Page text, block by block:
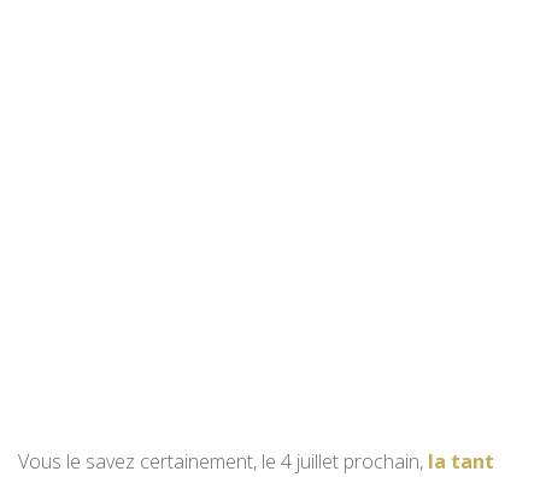
Vous le savez certainement, le 4 juillet prochain, la tant